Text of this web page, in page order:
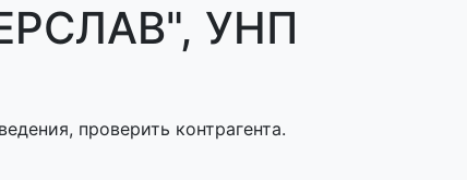
УНП
проверить контрагента.